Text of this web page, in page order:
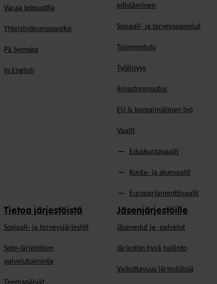
Varaa kokoustila
Yhteistyökumppaniksi
På Svenska
In English
edistäminen
Sosiaali- ja terveyspalvelut
Toimeentulo
Työllisyys
Ilmastonmuutos
EU & kansainvälinen työ
Vaalit
Eduskuntavaalit
Kunta- ja aluevaalit
Europarlamenttivaalit
Tietoa järjestöistä
Sosiaali- ja terveysjärjestöt
Sote-järjestöjen
palvelutoiminta
Jäsenjärjestöille
Jäsen­edut ja -palvelut
Järjestön hyvä hallinto
Vaikuttavuus järjestöissä